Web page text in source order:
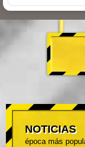
NOTICIAS
época más